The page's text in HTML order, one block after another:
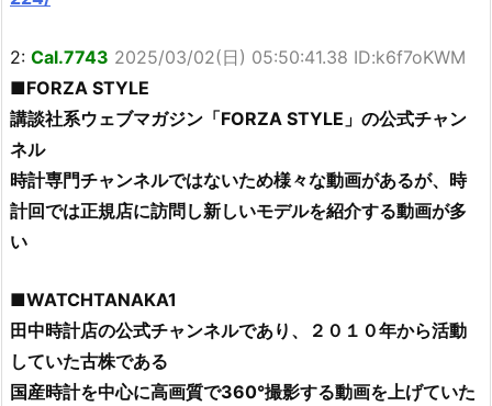
2: Cal.7743 2025/03/02(日) 05:50:41.38 ID:k6f7oKWM
■FORZA STYLE
講談社系ウェブマガジン「FORZA STYLE」の公式チャン
ネル
時計専門チャンネルではないため様々な動画があるが、時
計回では正規店に訪問し新しいモデルを紹介する動画が多
い
■WATCHTANAKA1
田中時計店の公式チャンネルであり、２０１０年から活動
していた古株である
国産時計を中心に高画質で360°撮影する動画を上げていた